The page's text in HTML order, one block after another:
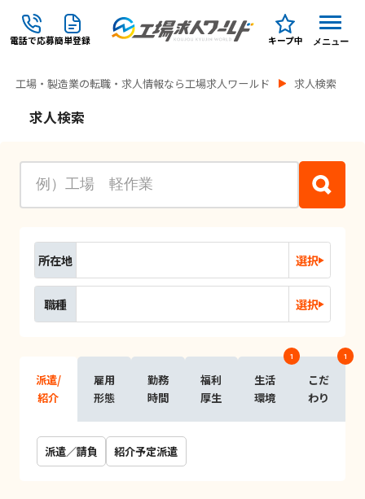
電話で応募簡単登録 キープ中 メニュー
工場・製造業の転職・求人情報なら工場求人ワールド 求人検索
求人検索
所在地 選択
職種 選択
派遣/
紹介
雇用
形態
勤務
時間
福利
厚生
生活
環境
1
こだ
わり
1
派遣／請負 紹介予定派遣